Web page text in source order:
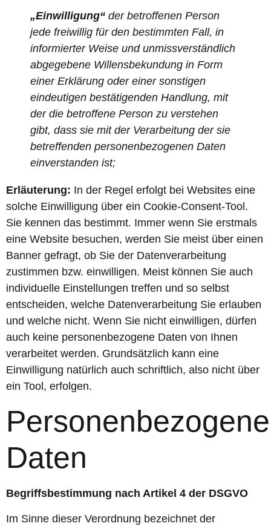
„Einwilligung“ der betroffenen Person
jede freiwillig für den bestimmten Fall, in
informierter Weise und unmissverständlich
abgegebene Willensbekundung in Form
einer Erklärung oder einer sonstigen
eindeutigen bestätigenden Handlung, mit
der die betroffene Person zu verstehen
gibt, dass sie mit der Verarbeitung der sie
betreffenden personenbezogenen Daten
einverstanden ist;
Erläuterung: In der Regel erfolgt bei Websites eine
solche Einwilligung über ein Cookie-Consent-Tool.
Sie kennen das bestimmt. Immer wenn Sie erstmals
eine Website besuchen, werden Sie meist über einen
Banner gefragt, ob Sie der Datenverarbeitung
zustimmen bzw. einwilligen. Meist können Sie auch
individuelle Einstellungen treffen und so selbst
entscheiden, welche Datenverarbeitung Sie erlauben
und welche nicht. Wenn Sie nicht einwilligen, dürfen
auch keine personenbezogene Daten von Ihnen
verarbeitet werden. Grundsätzlich kann eine
Einwilligung natürlich auch schriftlich, also nicht über
ein Tool, erfolgen.
Personenbezogene
Daten
Begriffsbestimmung nach Artikel 4 der DSGVO
Im Sinne dieser Verordnung bezeichnet der